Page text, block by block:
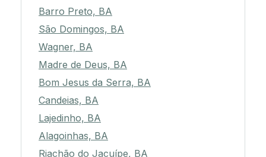
Barro Preto, BA
São Domingos, BA
Wagner, BA
Madre de Deus, BA
Bom Jesus da Serra, BA
Candeias, BA
Lajedinho, BA
Alagoinhas, BA
Riachão do Jacuípe, BA